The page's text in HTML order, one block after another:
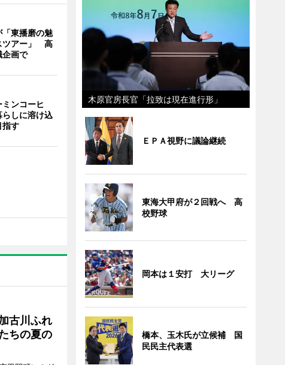
東播磨の魅
ツアー」 高
企画で
ンコーヒ
しに溶け込
指す
古川ふれ
ちの夏の
木原官房長官「拉致は現在進行形」
ＥＰＡ視野に議論継続
東海大甲府が２回戦へ 高
校野球
岡本は１安打 大リーグ
橋本、玉木氏が立候補 国
民民主代表選